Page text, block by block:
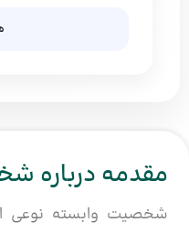
مقدمه درباره
شخصیت وابسته نوعی